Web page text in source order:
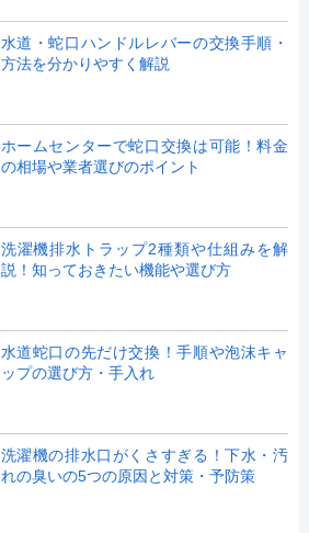
水道・蛇口ハンドルレバーの交換手順・
方法を分かりやすく解説
ホームセンターで蛇口交換は可能！料金
の相場や業者選びのポイント
洗濯機排水トラップ2種類や仕組みを解
説！知っておきたい機能や選び方
水道蛇口の先だけ交換！手順や泡沫キャ
ップの選び方・手入れ
洗濯機の排水口がくさすぎる！下水・汚
れの臭いの5つの原因と対策・予防策